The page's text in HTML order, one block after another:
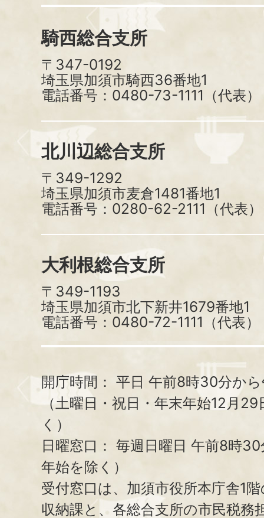
騎西総合支所
〒347-0192
埼玉県加須市騎西36番地1
電話番号：0480-73-1111（代表）
北川辺総合支所
〒349-1292
埼玉県加須市麦倉1481番地1
電話番号：0280-62-2111（代表）
大利根総合支所
〒349-1193
埼玉県加須市北下新井1679番地1
電話番号：0480-72-1111（代表）
開庁時間： 平日 午前8時30分か
（土曜日・祝日・年末年始12月
く）
日曜窓口： 毎週日曜日 午前8時
年始を除く）
受付窓口は、加須市役所本庁舎1
収納課と、 各総合支所の市民税務